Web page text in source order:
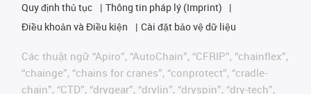
Quy định thủ tục
Thông tin pháp lý (Imprint)
Điều khoản và Điều kiện
Cài đặt bảo vệ dữ liệu
Các thuật ngữ “Apiro”, “AutoChain”, “CFRIP”, “chainflex”,
“chainge”, “chains for cranes”, “conprotect”, “cradle-
chain”, “CTD”, “drygear”, “drylin”, “dryspin”, “dry-tech”,